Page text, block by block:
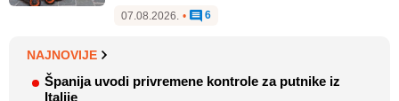
07.08.2026. • 6
NAJNOVIJE
Španija uvodi privremene kontrole za putnike iz
Italije